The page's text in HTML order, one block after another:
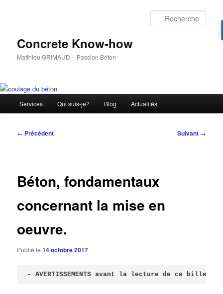
Concrete Know-how
Matthieu GRIMAUD – Passion Béton
principal
Services Qui suis-je? Blog Actualités
Navigation
← Précédent Suivant →
Béton, fondamentaux
concernant la mise en
oeuvre.
Publié le14 octobre 2017
- AVERTISSEMENTS avant la lecture de ce billet -